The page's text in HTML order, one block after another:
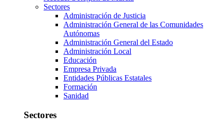
Sectores
Administración de Justicia
Administración General de las Comunidades
Autónomas
Administración General del Estado
Administración Local
Educación
Empresa Privada
Entidades Públicas Estatales
Formación
Sanidad
Sectores